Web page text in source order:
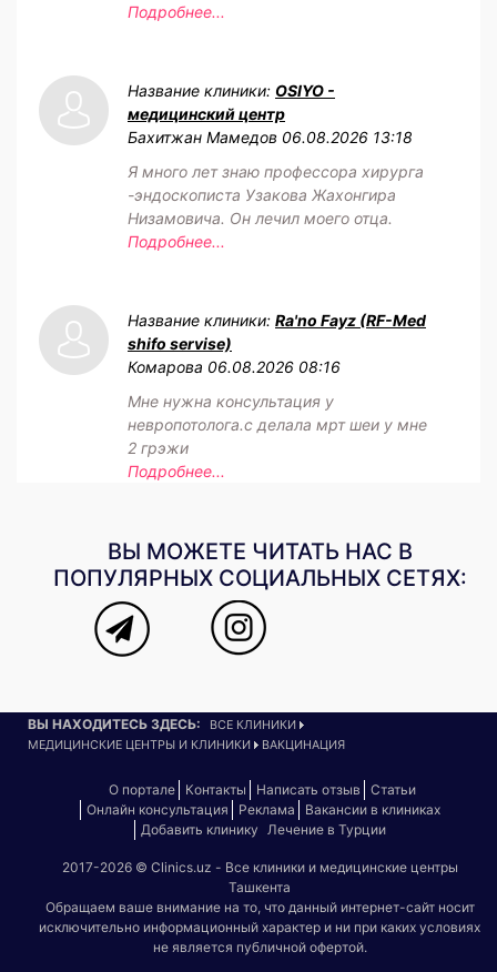
Подробнее...
Название клиники: OSIYO -
медицинский центр
Бахитжан Мамедов 06.08.2026 13:18
Я много лет знаю профессора хирурга
-эндоскописта Узакова Жахонгира
Низамовича. Он лечил моего отца.
Подробнее...
Название клиники: Ra'no Fayz (RF-Med
shifo servise)
Комарова 06.08.2026 08:16
Мне нужна консультация у
невропотолога.с делала мрт шеи у мне
2 грэжи
Подробнее...
ВЫ МОЖЕТЕ ЧИТАТЬ НАС В
ПОПУЛЯРНЫХ СОЦИАЛЬНЫХ СЕТЯХ:
ВЫ НАХОДИТЕСЬ ЗДЕСЬ:
ВСЕ КЛИНИКИ
МЕДИЦИНСКИЕ ЦЕНТРЫ И КЛИНИКИ
ВАКЦИНАЦИЯ
О портале Контакты Написать отзыв
Статьи
Онлайн консультация
Реклама
Вакансии в клиниках
Добавить клинику
Лечение в Турции
2017-2026 © Clinics.uz - Все клиники и медицинские центры
Ташкента
Обращаем ваше внимание на то, что данный интернет-сайт носит
исключительно информационный характер и ни при каких условиях
не является публичной офертой.